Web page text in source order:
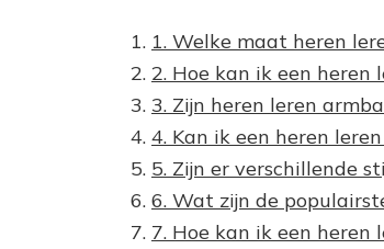
1. Welke maat heren
2. Hoe kan ik een heren
3. Zijn heren leren
4. Kan ik een heren
5. Zijn er verschillende
6. Wat zijn de
7. Hoe kan ik een